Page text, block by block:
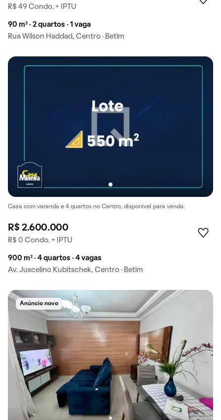
R$ 49 Condo. + IPTU
90 m² · 2 quartos · 1 vaga
Rua Wilson Haddad, Centro · Betim
Casa com varanda e 4 quartos no Centro, disponível para venda.
R$ 2.600.000
R$ 0 Condo. + IPTU
900 m² · 4 quartos · 4 vagas
Av. Juscelino Kubitschek, Centro · Betim
Anúncio novo